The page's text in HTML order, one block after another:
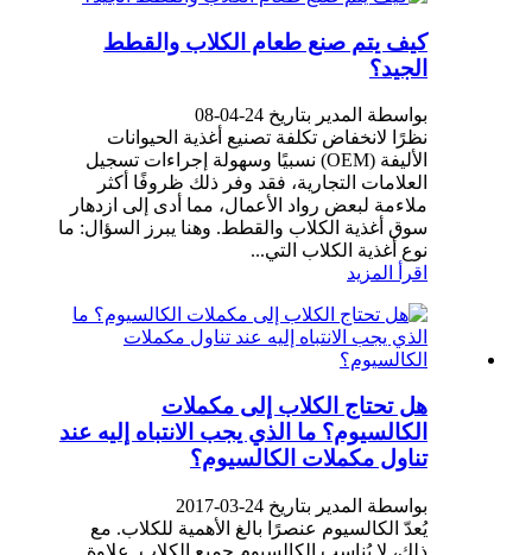
كيف يتم صنع طعام الكلاب والقطط
الجيد؟
بواسطة المدير بتاريخ 24-04-08
نظرًا لانخفاض تكلفة تصنيع أغذية الحيوانات
الأليفة (OEM) نسبيًا وسهولة إجراءات تسجيل
العلامات التجارية، فقد وفر ذلك ظروفًا أكثر
ملاءمة لبعض رواد الأعمال، مما أدى إلى ازدهار
سوق أغذية الكلاب والقطط. وهنا يبرز السؤال: ما
نوع أغذية الكلاب التي...
اقرأ المزيد
هل تحتاج الكلاب إلى مكملات
الكالسيوم؟ ما الذي يجب الانتباه إليه عند
تناول مكملات الكالسيوم؟
بواسطة المدير بتاريخ 24-03-2017
يُعدّ الكالسيوم عنصرًا بالغ الأهمية للكلاب. مع
ذلك، لا يُناسب الكالسيوم جميع الكلاب. علاوة